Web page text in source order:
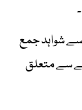
شواہد جمع
سے متعلق